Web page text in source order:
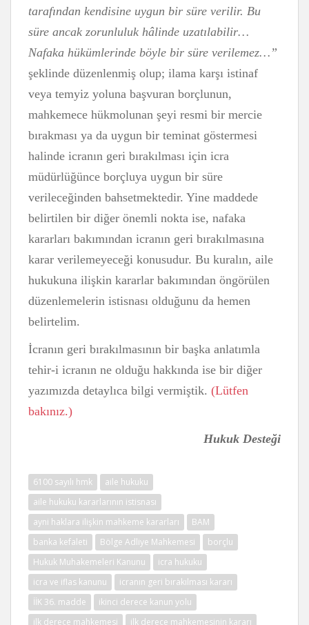
tarafından kendisine uygun bir süre verilir. Bu
süre ancak zorunluluk hâlinde uzatılabilir…
Nafaka hükümlerinde böyle bir süre verilemez…”
şeklinde düzenlenmiş olup; ilama karşı istinaf
veya temyiz yoluna başvuran borçlunun,
mahkemece hükmolunan şeyi resmi bir mercie
bırakması ya da uygun bir teminat göstermesi
halinde icranın geri bırakılması için icra
müdürlüğünce borçluya uygun bir süre
verileceğinden bahsetmektedir. Yine maddede
belirtilen bir diğer önemli nokta ise, nafaka
kararları bakımından icranın geri bırakılmasına
karar verilemeyeceği konusudur. Bu kuralın, aile
hukukuna ilişkin kararlar bakımından öngörülen
düzenlemelerin istisnası olduğunu da hemen
belirtelim.
İcranın geri bırakılmasının bir başka anlatımla
tehir-i icranın ne olduğu hakkında ise bir diğer
yazımızda detaylıca bilgi vermiştik. (Lütfen
bakınız.)
Hukuk Desteği
6100 sayılı hmk
aile hukuku
aile hukuku kararlarının istisnası
ayni haklara ilişkin mahkeme kararları
BAM
banka kefaleti
Bölge Adliye Mahkemesi
borçlu
Hukuk Muhakemeleri Kanunu
icra hukuku
icra ve iflas kanunu
icranın geri bırakılması kararı
İİK 36. madde
ikinci derece kanun yolu
ilk derece mahkemesi
ilk derece mahkemesinin kararı